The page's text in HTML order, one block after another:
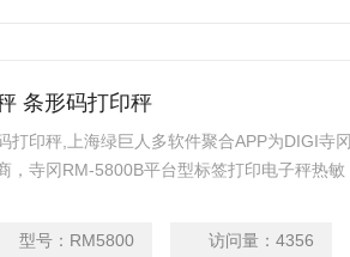
条形码打印秤
打印秤,上海绿巨人多软件聚合APP为DIGI寺冈
，寺冈RM-5800B平台型标签打印电子秤热敏
型号： RM5800 访问量：4356